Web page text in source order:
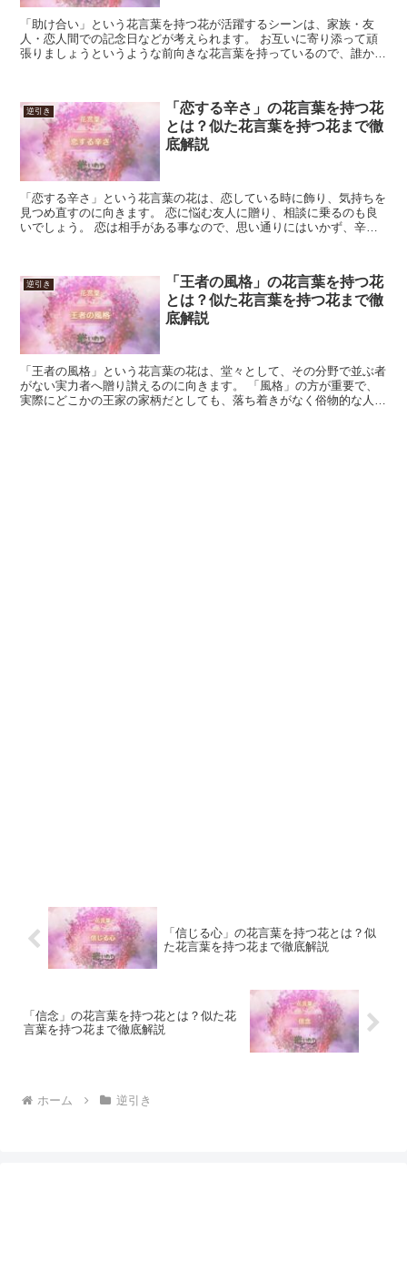
「助け合い」という花言葉を持つ花が活躍するシーンは、家族・友
人・恋人間での記念日などが考えられます。 お互いに寄り添って頑
張りましょうというような前向きな花言葉を持っているので、誰かを
逆引き
「恋する辛さ」の花言葉を持つ花
とは？似た花言葉を持つ花まで徹
底解説
「恋する辛さ」という花言葉の花は、恋している時に飾り、気持ちを
見つめ直すのに向きます。 恋に悩む友人に贈り、相談に乗るのも良
いでしょう。 恋は相手がある事なので、思い通りにはいかず、辛い
逆引き
「王者の風格」の花言葉を持つ花
とは？似た花言葉を持つ花まで徹
底解説
「王者の風格」という花言葉の花は、堂々として、その分野で並ぶ者
がない実力者へ贈り讃えるのに向きます。 「風格」の方が重要で、
実際にどこかの王家の家柄だとしても、落ち着きがなく俗物的な人に
「信じる心」の花言葉を持つ花とは？似
た花言葉を持つ花まで徹底解説
「信念」の花言葉を持つ花とは？似た花
言葉を持つ花まで徹底解説
ホーム 逆引き